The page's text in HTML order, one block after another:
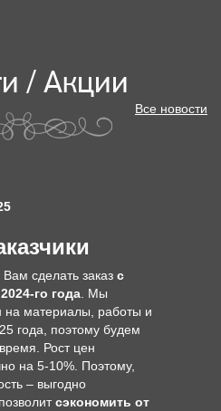
/ Акции
Все новости
сделать заказ с
го года . Мы
материалы, работы и
года, поэтому будем
Рост цен
на 5-10%. Поэтому,
– выгодно
сэкономить от